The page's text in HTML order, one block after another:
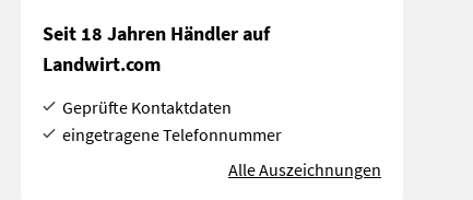
Seit 18 Jahren Händler auf
Landwirt.com
Geprüfte Kontaktdaten
eingetragene Telefonnummer
Alle Auszeichnungen